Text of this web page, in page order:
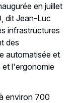
en juillet
dit Jean-Luc
infrastructures
des
automatisée et
et l'ergonomie
environ 700